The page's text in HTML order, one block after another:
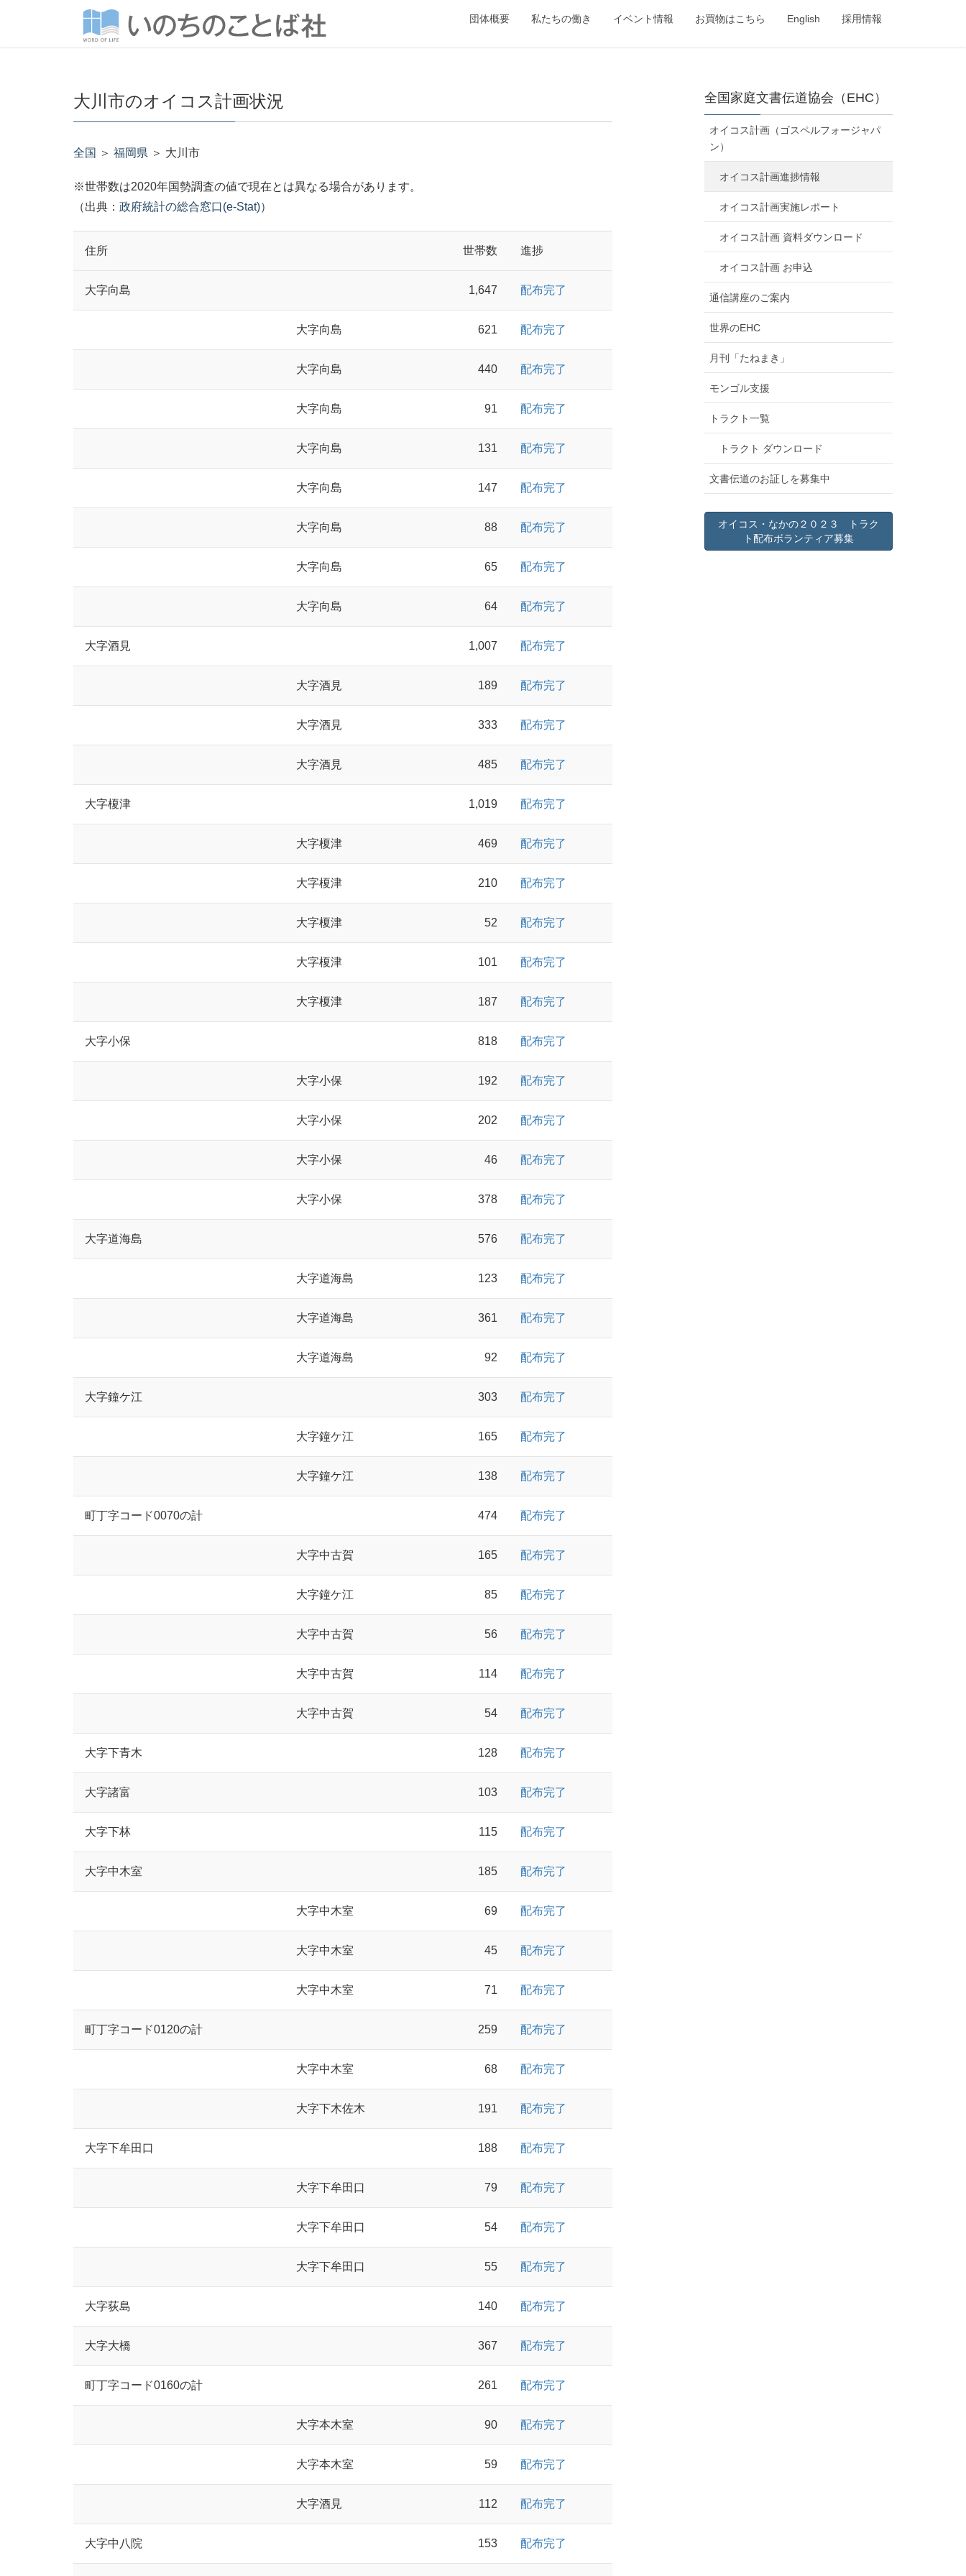
団体概要 私たちの働き イベント情報 お買物はこちら English 採用情報
大川市のオイコス計画状況
全国 ＞ 福岡県 ＞ 大川市
※世帯数は2020年国勢調査の値で現在とは異なる場合があります。
（出典： 政府統計の総合窓口(e-Stat)）
住所 世帯数 進捗
大字向島 1,647 配布完了
大字向島 621 配布完了
大字向島 440 配布完了
大字向島 91 配布完了
大字向島 131 配布完了
大字向島 147 配布完了
大字向島 88 配布完了
大字向島 65 配布完了
大字向島 64 配布完了
大字酒見 1,007 配布完了
大字酒見 189 配布完了
大字酒見 333 配布完了
大字酒見 485 配布完了
大字榎津 1,019 配布完了
大字榎津 469 配布完了
大字榎津 210 配布完了
大字榎津 52 配布完了
大字榎津 101 配布完了
大字榎津 187 配布完了
大字小保 818 配布完了
大字小保 192 配布完了
大字小保 202 配布完了
大字小保 46 配布完了
大字小保 378 配布完了
大字道海島 576 配布完了
大字道海島 123 配布完了
大字道海島 361 配布完了
大字道海島 92 配布完了
大字鐘ケ江 303 配布完了
大字鐘ケ江 165 配布完了
大字鐘ケ江 138 配布完了
町丁字コード0070の計 474 配布完了
大字中古賀 165 配布完了
大字鐘ケ江 85 配布完了
大字中古賀 56 配布完了
大字中古賀 114 配布完了
大字中古賀 54 配布完了
大字下青木 128 配布完了
大字諸富 103 配布完了
大字下林 115 配布完了
大字中木室 185 配布完了
大字中木室 69 配布完了
大字中木室 45 配布完了
大字中木室 71 配布完了
町丁字コード0120の計 259 配布完了
大字中木室 68 配布完了
大字下木佐木 191 配布完了
大字下牟田口 188 配布完了
大字下牟田口 79 配布完了
大字下牟田口 54 配布完了
大字下牟田口 55 配布完了
大字荻島 140 配布完了
大字大橋 367 配布完了
町丁字コード0160の計 261 配布完了
大字本木室 90 配布完了
大字本木室 59 配布完了
大字酒見 112 配布完了
大字中八院 153 配布完了
全国家庭文書伝道協会（EHC）
オイコス計画（ゴスペルフォージャパ
ン）
オイコス計画進捗情報
オイコス計画実施レポート
オイコス計画 資料ダウンロード
オイコス計画 お申込
通信講座のご案内
世界のEHC
月刊「たねまき」
モンゴル支援
トラクト一覧
トラクト ダウンロード
文書伝道のお証しを募集中
オイコス・なかの２０２３ トラク
ト配布ボランティア募集